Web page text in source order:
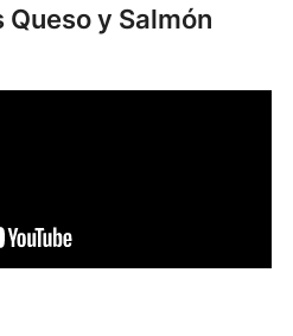
y Salmón